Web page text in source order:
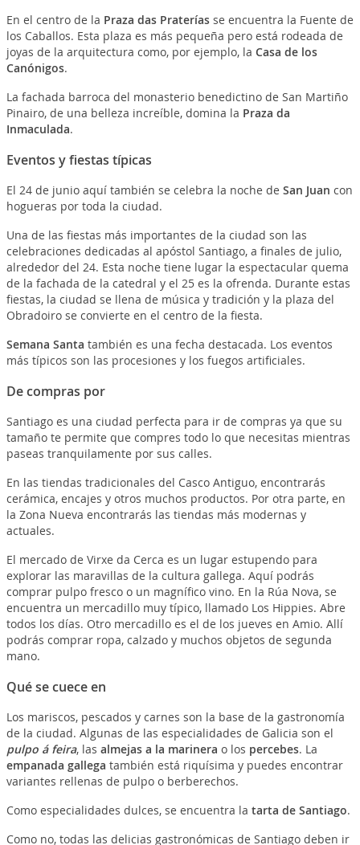
En el centro de la Praza das Prateríasse encuentra la Fuente de
los Caballos. Esta plaza es más pequeña pero está rodeada de
joyas de la arquitectura como, por ejemplo, la Casa de los
Canónigos.
La fachada barroca del monasterio benedictino de San Martiño
Pinairo, de una belleza increíble, domina la Praza da
Inmaculada.
Eventos y fiestas típicas
El 24 de junio aquí también se celebra la noche de San Juan con
hogueras por toda la ciudad.
Una de las fiestas más importantes de la ciudad son las
celebraciones dedicadas al apóstol Santiago, a finales de julio,
alrededor del 24. Esta noche tiene lugar la espectacular quema
de la fachada de la catedral y el 25 es la ofrenda. Durante estas
fiestas, la ciudad se llena de música y tradición y la plaza del
Obradoiro se convierte en el centro de la fiesta.
Semana Santa también es una fecha destacada. Los eventos
más típicos son las procesiones y los fuegos artificiales.
De compras por
Santiago es una ciudad perfecta para ir de compras ya que su
tamaño te permite que compres todo lo que necesitas mientras
paseas tranquilamente por sus calles.
En las tiendas tradicionales del Casco Antiguo, encontrarás
cerámica, encajes y otros muchos productos. Por otra parte, en
la Zona Nueva encontrarás las tiendas más modernas y
actuales.
El mercado de Virxe da Cerca es un lugar estupendo para
explorar las maravillas de la cultura gallega. Aquí podrás
comprar pulpo fresco o un magnífico vino. En la Rúa Nova, se
encuentra un mercadillo muy típico, llamado Los Hippies. Abre
todos los días. Otro mercadillo es el de los jueves en Amio. Allí
podrás comprar ropa, calzado y muchos objetos de segunda
mano.
Qué se cuece en
Los mariscos, pescados y carnes son la base de la gastronomía
de la ciudad. Algunas de las especialidades de Galicia son el
pulpo á feira, las almejas a la marinera o los percebes. La
empanada gallega también está riquísima y puedes encontrar
variantes rellenas de pulpo o berberechos.
Como especialidades dulces, se encuentra la tarta de Santiago.
Como no, todas las delicias gastronómicas de Santiago deben ir